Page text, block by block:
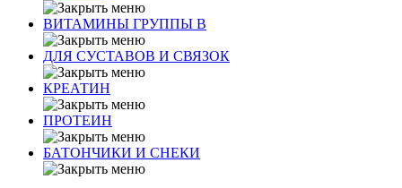
ВИТАМИНЫ ГРУППЫ В
ДЛЯ СУСТАВОВ И СВЯЗОК
КРЕАТИН
ПРОТЕИН
БАТОНЧИКИ И СНЕКИ